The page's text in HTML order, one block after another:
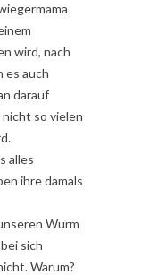
wird, nach
es auch
darauf
so vielen
alles
ihre damals
Wurm
sich
Warum?